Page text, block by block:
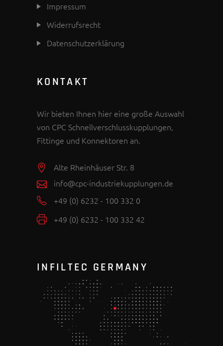
Impressum
Widerrufsrecht
Datenschutzerklärung
KONTAKT
Wir bieten Ihnen hier eine große Auswahl
von CPC Schnellverschlusskupplungen,
Fittinge und Konnektoren an.
Alte Rheinhäuser Str. 8
info@cpc-industriekupplungen.de
+49 (0) 6232 - 100 332 0
+49 (0) 6232 - 100 332 42
INFILTEC GERMANY